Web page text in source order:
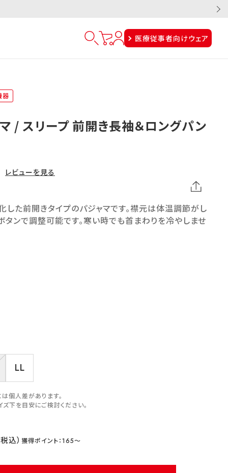
医療従事者向けウェア
器
/ スリープ 前開き長袖＆ロングパン
レビューを見る
た前開きタイプのパジャマです。襟元は体温調節がし
タンで調整可能です。寒い時でも首まわりを冷やしませ
LL
165
個人差があります。
下を目安にご検討ください。